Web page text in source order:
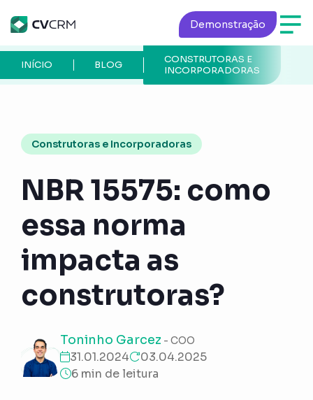
Demonstração
CONSTRUTORAS E
INCORPORADORAS
BLOG
INÍCIO
Construtoras e Incorporadoras
NBR 15575: como
essa norma
impacta as
construtoras?
Toninho Garcez - COO
31.01.2024
03.04.2025
6 min de leitura